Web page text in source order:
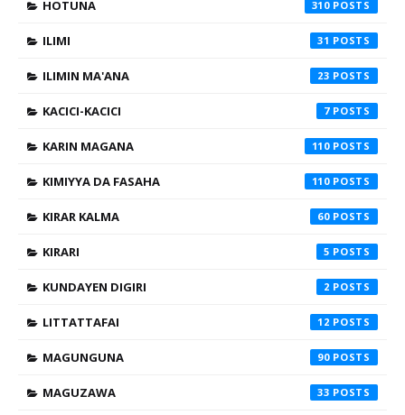
HOTUNA 310
ILIMI 31
ILIMIN MA'ANA 23
KACICI-KACICI 7
KARIN MAGANA 110
KIMIYYA DA FASAHA 110
KIRAR KALMA 60
KIRARI 5
KUNDAYEN DIGIRI 2
LITTATTAFAI 12
MAGUNGUNA 90
MAGUZAWA 33